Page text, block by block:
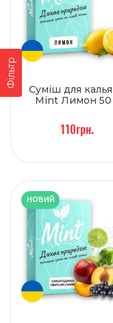
Фільтр
Суміш для
Mint Лимон 50
110грн.
НОВИЙ